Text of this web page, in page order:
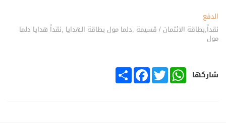
الدفع
نقداً,بطاقة الائتمان / قسيمة ,دلما مول بطاقة الهدايا ,نقداً هدايا دلما
مول
شاركها SHARE
FACEBOOKTWITTER
WHATSAPP